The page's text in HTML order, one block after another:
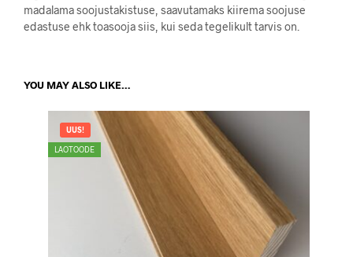
madalama soojustakistuse, saavutamaks kiirema soojuse
edastuse ehk toasooja siis, kui seda tegelikult tarvis on.
YOU MAY ALSO LIKE…
UUS!
LAOTOODE